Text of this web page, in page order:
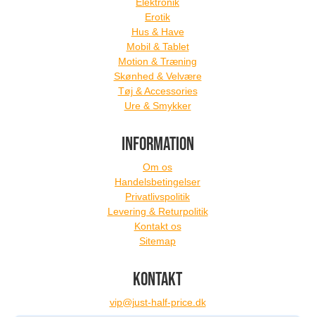
Erotik
Hus & Have
Mobil & Tablet
Motion & Træning
Skønhed & Velvære
Tøj & Accessories
Ure & Smykker
INFORMATION
Om os
Handelsbetingelser
Privatlivspolitik
Levering & Returpolitik
Kontakt os
Sitemap
KONTAKT
vip@just-half-price.dk